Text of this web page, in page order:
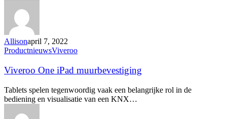
Allisonapril 7, 2022
Viveroo
iPad
muurbevestiging
ProductnieuwsViveroo
Viveroo One iPad muurbevestiging
Tablets spelen tegenwoordig vaak een belangrijke rol in de
bediening en visualisatie van een KNX…